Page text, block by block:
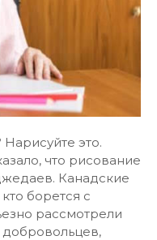
это.
что рисование
Канадские
борется с
рассмотрели